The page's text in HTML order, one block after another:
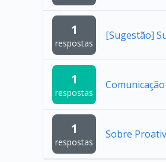
1
respostas
[Sugestão]
1
respostas
1
respostas
Sobre